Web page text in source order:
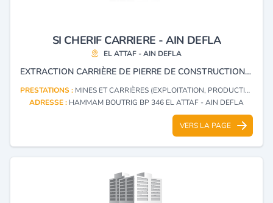
SI CHERIF CARRIERE - AIN DEFLA
EL ATTAF - AIN DEFLA
EXTRACTION CARRIÈRE DE PIERRE DE CONSTRUCTION ET INDUSTRIE, PRODUCTION INDUSTRIELLE DES PRODUITS MANUFACTURÉS EN BÉTON ET PLÂTRE.
PRESTATIONS : MINES ET CARRIÈRES (EXPLOITATION, PRODUCTION, TRANSFORMATION, EXPORTATION)
ADRESSE : HAMMAM BOUTRIG BP 346 EL ATTAF - AIN DEFLA
VERS LA PAGE